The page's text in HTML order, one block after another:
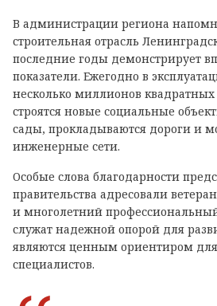
В администрации региона
строительная отрасль
последние годы демонстрирует
показатели. Ежегодно в
несколько миллионов
строятся новые социальные
сады, прокладываются дороги и
инженерные сети.
Особые слова благодарности
правительства адресовали
и многолетний
служат надежной опорой для
являются ценным ориентиром
специалистов.